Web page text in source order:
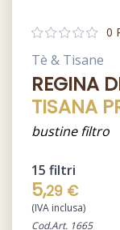
0
Tè & Tisane
REGINA
TISANA
bustine filtro
15 filtri
5,29 €
(IVA inclusa)
Cod.Art. 1665